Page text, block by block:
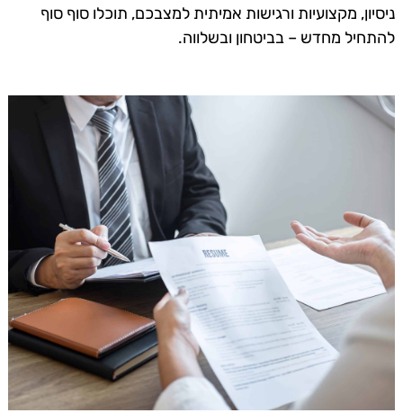
ניסיון, מקצועיות ורגישות אמיתית למצבכם, תוכלו סוף סוף
להתחיל מחדש – בביטחון ובשלווה.